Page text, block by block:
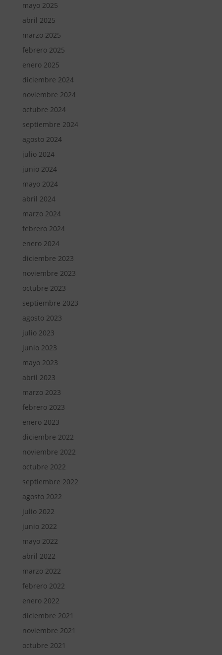
mayo 2025
abril 2025
marzo 2025
febrero 2025
enero 2025
diciembre 2024
noviembre 2024
octubre 2024
septiembre 2024
agosto 2024
julio 2024
junio 2024
mayo 2024
abril 2024
marzo 2024
febrero 2024
enero 2024
diciembre 2023
noviembre 2023
octubre 2023
septiembre 2023
agosto 2023
julio 2023
junio 2023
mayo 2023
abril 2023
marzo 2023
febrero 2023
enero 2023
diciembre 2022
noviembre 2022
octubre 2022
septiembre 2022
agosto 2022
julio 2022
junio 2022
mayo 2022
abril 2022
marzo 2022
febrero 2022
enero 2022
diciembre 2021
noviembre 2021
octubre 2021